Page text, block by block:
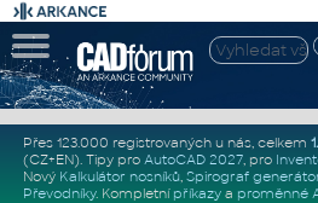
Přes 123.000 registrovaných u nás, celkem
(CZ+EN). Tipy pro AutoCAD 2027, pro
Nový Kalkulátor nosníků, Spirograf
Převodníky. Kompletní příkazya proměnné